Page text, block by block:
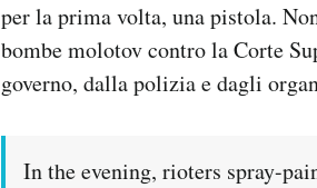
per la prima volta, una pistola.
bombe molotov contro la Corte
governo, dalla polizia e dagli
In the evening, rioters spray-